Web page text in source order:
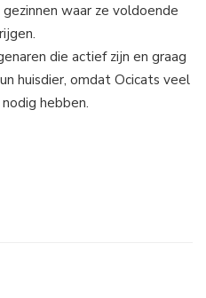
waar ze voldoende
die actief zijn en graag
huisdier, omdat Ocicats veel
hebben.